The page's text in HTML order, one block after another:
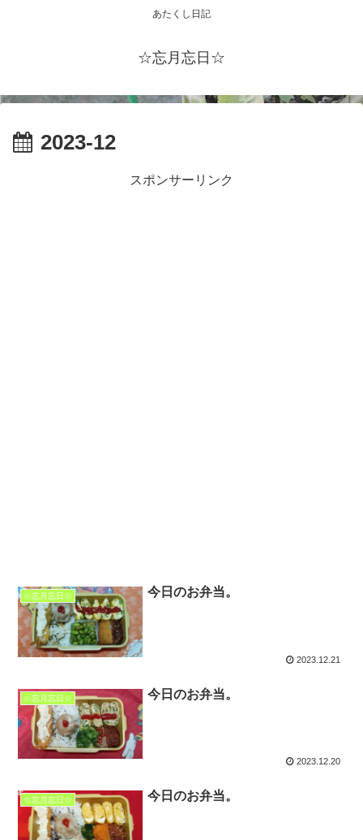
あたくし日記
☆忘月忘日☆
2023-12
スポンサーリンク
☆忘月忘日☆ 今日のお弁当。
2023.12.21
☆忘月忘日☆ 今日のお弁当。
2023.12.20
☆忘月忘日☆ 今日のお弁当。